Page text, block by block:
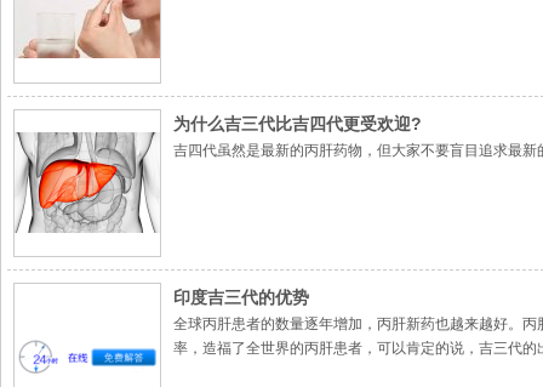
为什么吉三代比吉四代更受欢迎?
吉四代虽然是最新的丙肝药物，但大家不要盲目追求最
印度吉三代的优势
全球丙肝患者的数量逐年增加，丙肝新药也越来越好。
率，造福了全世界的丙肝患者，可以肯定的说，吉三代